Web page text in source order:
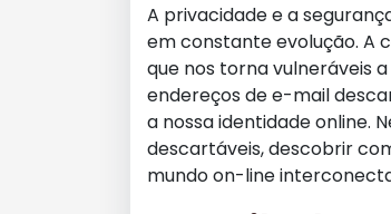
A privacidade e a
em constante evolução. A
que nos torna vulneráveis
endereços de e-mail
a nossa identidade online.
descartáveis, descobrir
mundo on-line